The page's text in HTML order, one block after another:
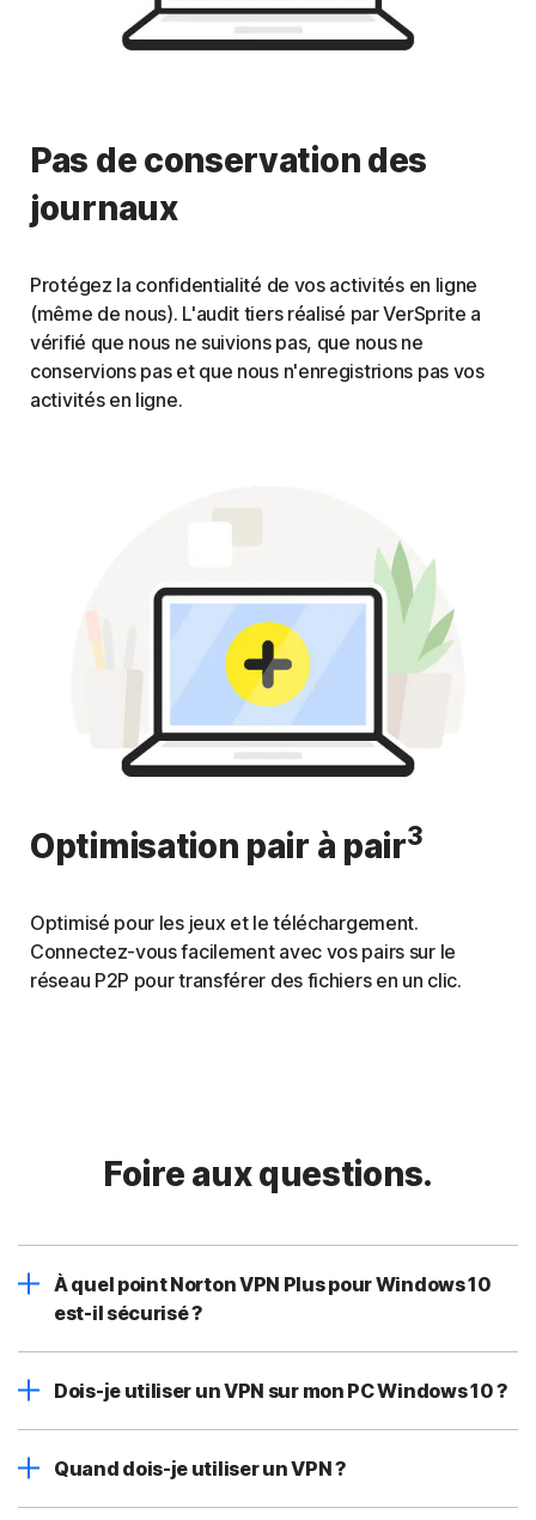
Pas de conservation des
journaux
Protégez la confidentialité de vos activités en ligne
(même de nous). L'audit tiers réalisé par VerSprite a
vérifié que nous ne suivions pas, que nous ne
conservions pas et que nous n'enregistrions pas vos
activités en ligne.
Optimisation pair à pair3
Optimisé pour les jeux et le téléchargement.
Connectez-vous facilement avec vos pairs sur le
réseau P2P pour transférer des fichiers en un clic.
Foire aux questions.
À quel point Norton VPN Plus pour Windows 10
est-il sécurisé ?
Dois-je utiliser un VPN sur mon PC Windows 10 ?
Quand dois-je utiliser un VPN ?